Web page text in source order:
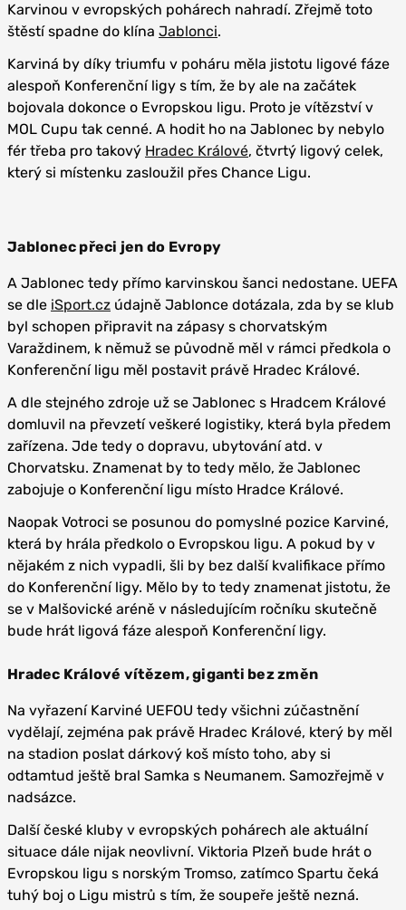
Karvinou v evropských pohárech nahradí. Zřejmě toto
štěstí spadne do klína Jablonci.
Karviná by díky triumfu v poháru měla jistotu ligové fáze
alespoň Konferenční ligy s tím, že by ale na začátek
bojovala dokonce o Evropskou ligu. Proto je vítězství v
MOL Cupu tak cenné. A hodit ho na Jablonec by nebylo
fér třeba pro takový Hradec Králové, čtvrtý ligový celek,
který si místenku zasloužil přes Chance Ligu.
Jablonec přeci jen do Evropy
A Jablonec tedy přímo karvinskou šanci nedostane. UEFA
se dle iSport.cz údajně Jablonce dotázala, zda by se klub
byl schopen připravit na zápasy s chorvatským
Varaždinem, k němuž se původně měl v rámci předkola o
Konferenční ligu měl postavit právě Hradec Králové.
A dle stejného zdroje už se Jablonec s Hradcem Králové
domluvil na převzetí veškeré logistiky, která byla předem
zařízena. Jde tedy o dopravu, ubytování atd. v
Chorvatsku. Znamenat by to tedy mělo, že Jablonec
zabojuje o Konferenční ligu místo Hradce Králové.
Naopak Votroci se posunou do pomyslné pozice Karviné,
která by hrála předkolo o Evropskou ligu. A pokud by v
nějakém z nich vypadli, šli by bez další kvalifikace přímo
do Konferenční ligy. Mělo by to tedy znamenat jistotu, že
se v Malšovické aréně v následujícím ročníku skutečně
bude hrát ligová fáze alespoň Konferenční ligy.
Hradec Králové vítězem, giganti bez změn
Na vyřazení Karviné UEFOU tedy všichni zúčastnění
vydělají, zejména pak právě Hradec Králové, který by měl
na stadion poslat dárkový koš místo toho, aby si
odtamtud ještě bral Samka s Neumanem. Samozřejmě v
nadsázce.
Další české kluby v evropských pohárech ale aktuální
situace dále nijak neovlivní. Viktoria Plzeň bude hrát o
Evropskou ligu s norským Tromso, zatímco Spartu čeká
tuhý boj o Ligu mistrů s tím, že soupeře ještě nezná.